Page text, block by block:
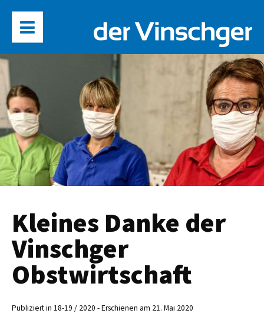
Kleines Danke der
Vinschger
Obstwirtschaft
Publiziert in 18-19 / 2020 - Erschienen am 21. Mai 2020